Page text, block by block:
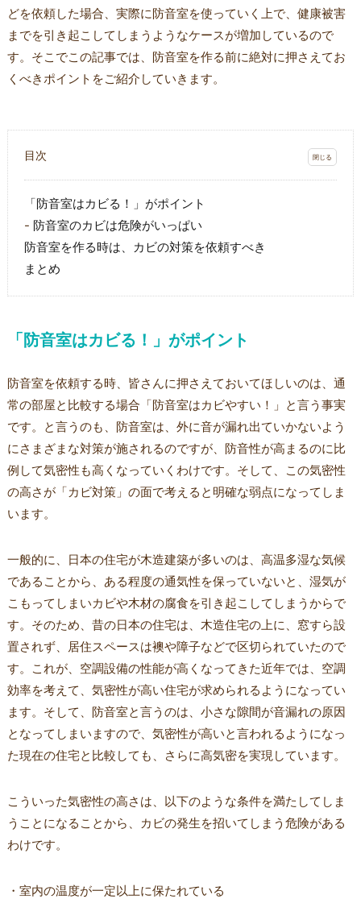
どを依頼した場合、実際に防音室を使っていく上で、健康被害
までを引き起こしてしまうようなケースが増加しているので
す。そこでこの記事では、防音室を作る前に絶対に押さえてお
くべきポイントをご紹介していきます。
目次
「防音室はカビる！」がポイント
防音室のカビは危険がいっぱい
防音室を作る時は、カビの対策を依頼すべき
まとめ
「防音室はカビる！」がポイント
防音室を依頼する時、皆さんに押さえておいてほしいのは、通
常の部屋と比較する場合「防音室はカビやすい！」と言う事実
です。と言うのも、防音室は、外に音が漏れ出ていかないよう
にさまざまな対策が施されるのですが、防音性が高まるのに比
例して気密性も高くなっていくわけです。そして、この気密性
の高さが「カビ対策」の面で考えると明確な弱点になってしま
います。
一般的に、日本の住宅が木造建築が多いのは、高温多湿な気候
であることから、ある程度の通気性を保っていないと、湿気が
こもってしまいカビや木材の腐食を引き起こしてしまうからで
す。そのため、昔の日本の住宅は、木造住宅の上に、窓すら設
置されず、居住スペースは襖や障子などで区切られていたので
す。これが、空調設備の性能が高くなってきた近年では、空調
効率を考えて、気密性が高い住宅が求められるようになってい
ます。そして、防音室と言うのは、小さな隙間が音漏れの原因
となってしまいますので、気密性が高いと言われるようになっ
た現在の住宅と比較しても、さらに高気密を実現しています。
こういった気密性の高さは、以下のような条件を満たしてしま
うことになることから、カビの発生を招いてしまう危険がある
わけです。
・室内の温度が一定以上に保たれている